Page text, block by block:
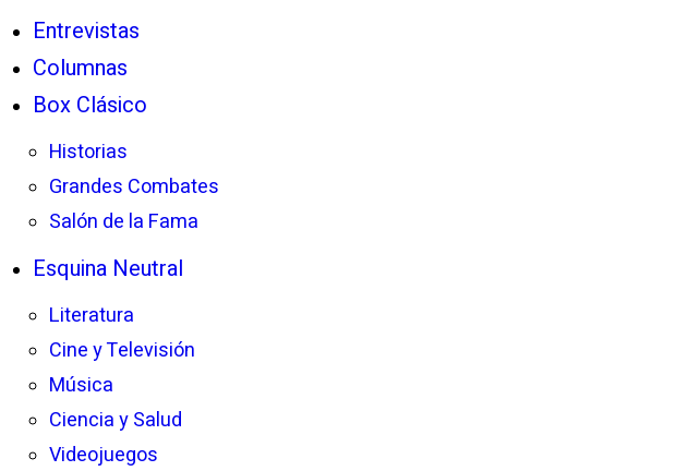
Entrevistas
Columnas
Box Clásico
Historias
Grandes Combates
Salón de la Fama
Esquina Neutral
Literatura
Cine y Televisión
Música
Ciencia y Salud
Videojuegos